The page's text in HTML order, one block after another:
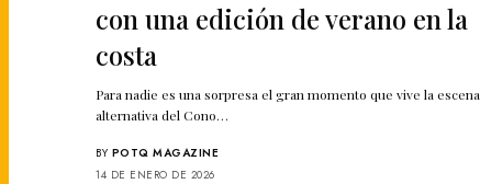
con una edición de verano en la
costa
Para nadie es una sorpresa el gran momento que vive la escena
alternativa del Cono…
BY POTQ MAGAZINE
14 DE ENERO DE 2026